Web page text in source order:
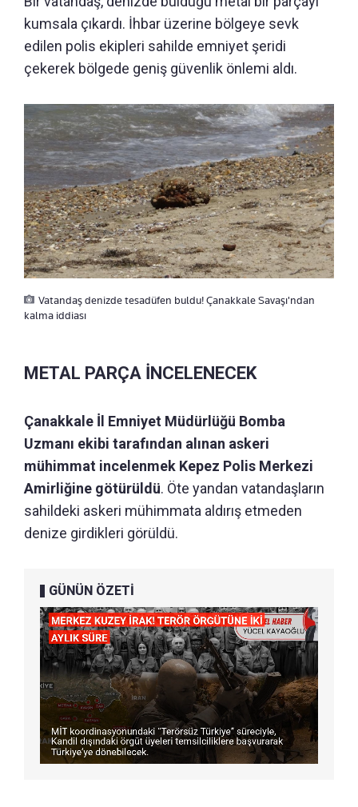
kumsala çıkardı. İhbar üzerine bölgeye sevk
edilen polis ekipleri sahilde emniyet şeridi
çekerek bölgede geniş güvenlik önlemi aldı.
Vatandaş denizde tesadüfen buldu! Çanakkale Savaşı'ndan
kalma iddiası
METAL PARÇA İNCELENECEK
Çanakkale İl Emniyet Müdürlüğü Bomba
Uzmanı ekibi tarafından alınan askeri
mühimmat incelenmek Kepez Polis Merkezi
Amirliğine götürüldü. Öte yandan vatandaşların
sahildeki askeri mühimmata aldırış etmeden
denize girdikleri görüldü.
GÜNÜN ÖZETİ